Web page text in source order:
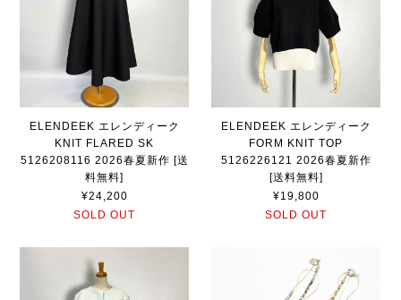
ELENDEEK エレンディーク
KNIT FLARED SK
5126208116 2026春夏新作 [送
料無料]
¥24,200
SOLD OUT
ELENDEEK エレンディーク
FORM KNIT TOP
5126226121 2026春夏新作
[送料無料]
¥19,800
SOLD OUT